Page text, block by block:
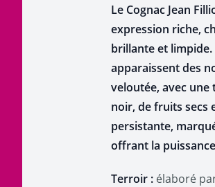
Le Cognac Jean
expression riche,
brillante et limpide.
apparaissent des
veloutée, avec
noir, de fruits secs
persistante,
offrant la
Terroir : élaboré